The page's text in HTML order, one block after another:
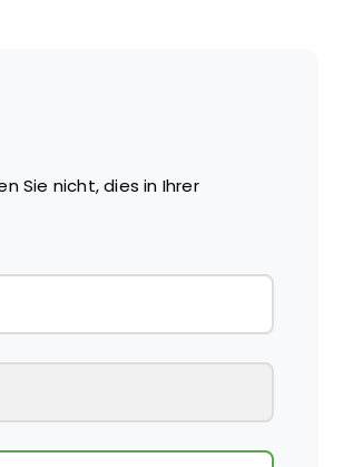
Sie nicht, dies in Ihrer